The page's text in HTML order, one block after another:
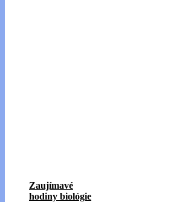
Zaujímavé
hodiny biológie